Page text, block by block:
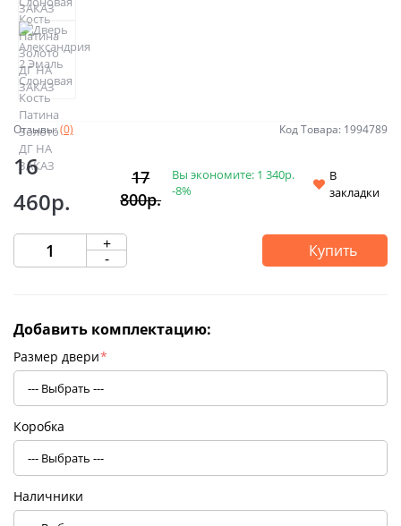
Отзывы:(0) Код Товара: 1994789
16
460р.
17
800р.
Вы экономите: 1 340р.
-8%
В
закладки
+
- Купить
Добавить комплектацию:
Размер двери*
Коробка
Наличники